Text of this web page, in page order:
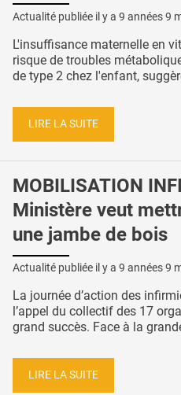
Actualité publiée il y a 9 années 9
L'insuffisance maternelle en
risque de troubles
de type 2 chez l'enfant,
LIRE LA SUITE
MOBILISATION
Ministère veut
une jambe de bois
Actualité publiée il y a 9 années 9
La journée d’action des
l’appel du collectif des 17
grand succès. Face à la
LIRE LA SUITE